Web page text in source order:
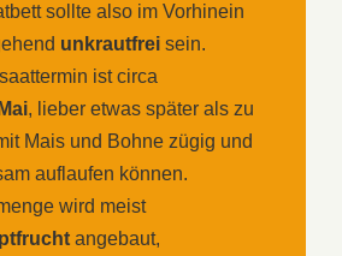
sollte also im Vorhinein
unkrautfrei sein.
ist circa
Mai, lieber etwas später als zu
Mais und Bohne zügig und
auflaufen können.
wird meist
angebaut,